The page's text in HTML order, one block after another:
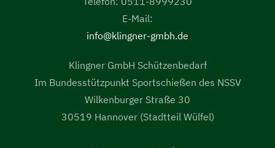
E-Mail:
info@klingner-gmbh.de
Klingner GmbH Schützenbedarf
Im Bundesstützpunkt Sportschießen des NSSV
Wilkenburger Straße 30
30519 Hannover (Stadtteil Wülfel)